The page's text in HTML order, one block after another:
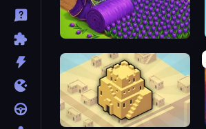
Magic School
City Blocks